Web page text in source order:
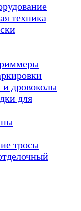
техника
и дровоколы
для
тросы